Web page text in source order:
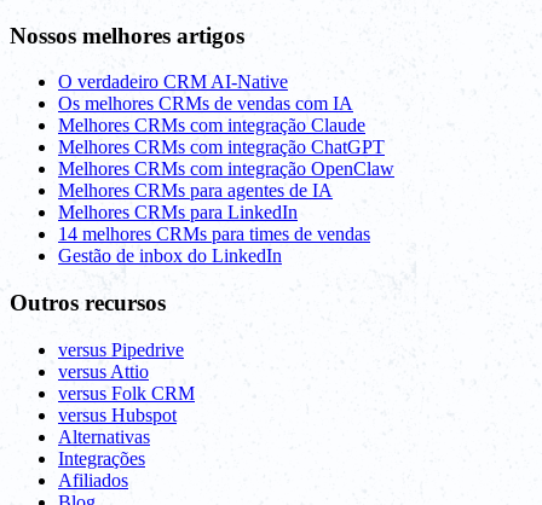
Nossos melhores artigos
O verdadeiro CRM AI-Native
Os melhores CRMs de vendas com IA
Melhores CRMs com integração Claude
Melhores CRMs com integração ChatGPT
Melhores CRMs com integração OpenClaw
Melhores CRMs para agentes de IA
Melhores CRMs para LinkedIn
14 melhores CRMs para times de vendas
Gestão de inbox do LinkedIn
Outros recursos
versus Pipedrive
versus Attio
versus Folk CRM
versus Hubspot
Alternativas
Integrações
Afiliados